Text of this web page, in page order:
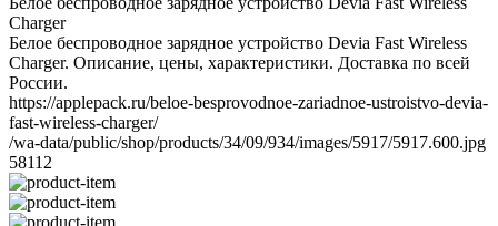
Charger
Белое беспроводное зарядное устройство Devia Fast Wireless
Charger. Описание, цены, характеристики. Доставка по всей
России.
https://applepack.ru/beloe-besprovodnoe-zariadnoe-ustroistvo-devia-
fast-wireless-charger/
/wa-data/public/shop/products/34/09/934/images/5917/5917.600.jpg
58112